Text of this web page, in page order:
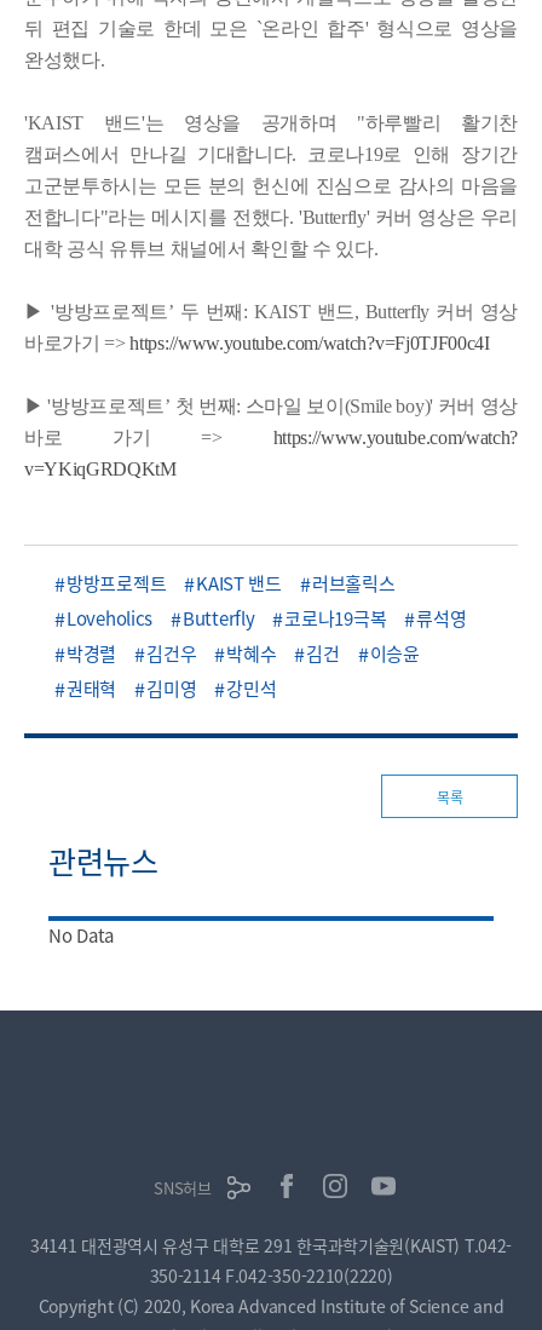
뒤 편집 기술로 한데 모은 `온라인 합주' 형식으로 영상을
완성했다.
'KAIST 밴드'는 영상을 공개하며 "하루빨리 활기찬
캠퍼스에서 만나길 기대합니다. 코로나19로 인해 장기간
고군분투하시는 모든 분의 헌신에 진심으로 감사의 마음을
전합니다"라는 메시지를 전했다. 'Butterfly' 커버 영상은 우리
대학 공식 유튜브 채널에서 확인할 수 있다.
▶'방방프로젝트’ 두 번째: KAIST 밴드, Butterfly 커버 영상
바로가기 =>https://www.youtube.com/watch?v=Fj0TJF00c4I
▶'방방프로젝트’ 첫 번째: 스마일 보이(Smile boy)' 커버 영상
바로 가기 => https://www.youtube.com/watch?
v=YKiqGRDQKtM
방방프로젝트 KAIST 밴드
러브홀릭스
Loveholics
Butterfly 코로나19극복
류석영
박경렬
김건우 박혜수 김건
이승윤
권태혁
김미영 강민석
목록
관련뉴스
No Data
SNS허브
34141 대전광역시 유성구 대학로 291 한국과학기술원(KAIST) T.042-
350-2114 F.042-350-2210(2220)
Copyright (C) 2020, Korea Advanced Institute of Science and